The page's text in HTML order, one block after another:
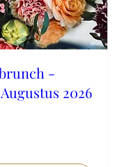
-
2026